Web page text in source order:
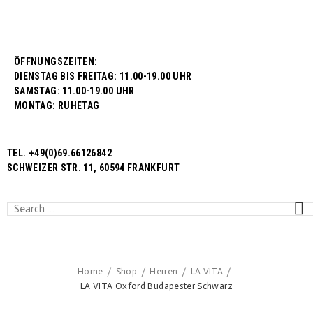
TEL. +49(0)69.66126842
SCHWEIZER STR. 11, 60594 FRANKFURT
ÖFFNUNGSZEITEN:
DIENSTAG BIS FREITAG: 11.00-19.00 UHR
SAMSTAG: 11.00-19.00 UHR
MONTAG: RUHETAG
Home / Shop / Herren / LA VITA /
LA VITA Oxford Budapester Schwarz